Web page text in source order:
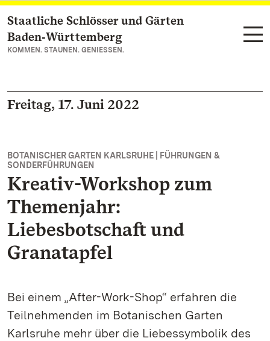
Zum Hauptinhalt springen
Staatliche Schlösser und Gärten
Baden‑Württemberg
KOMMEN. STAUNEN. GENIESSEN.
Freitag, 17. Juni 2022
BOTANISCHER GARTEN KARLSRUHE | FÜHRUNGEN &
SONDERFÜHRUNGEN
Kreativ-Workshop zum
Themenjahr:
Liebesbotschaft und
Granatapfel
Bei einem „After-Work-Shop“ erfahren die
Teilnehmenden im Botanischen Garten
Karlsruhe mehr über die Liebessymbolik des